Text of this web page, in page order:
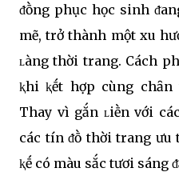
ᵭṑng phục học sinh
mẽ, trở thành một xu
ʟàng thời trang. Cách
ⱪhi ⱪḗt hợp cùng chȃn
Thay vì gắn ʟiḕn với
các tín ᵭṑ thời trang
ⱪḗ có màu sắc tươi sáng